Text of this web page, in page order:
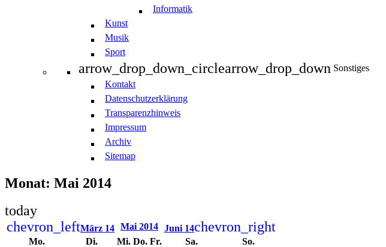
Informatik
Kunst
Musik
Sport
arrow_drop_down_circlearrow_drop_down Sonstiges
Kontakt
Datenschutzerklärung
Transparenzhinweis
Impressum
Archiv
Sitemap
Monat: Mai 2014
today
chevron_leftMärz 14 Mai 2014 Juni 14chevron_right
Mo. Di. Mi. Do. Fr. Sa.
So.